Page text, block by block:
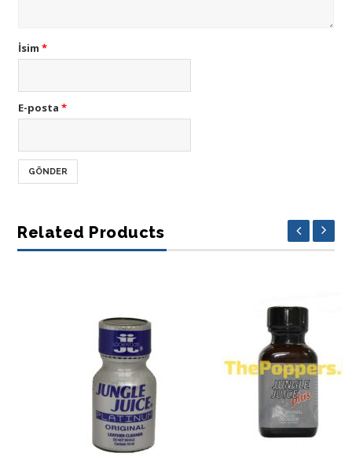
İsim *
E-posta *
Related Products